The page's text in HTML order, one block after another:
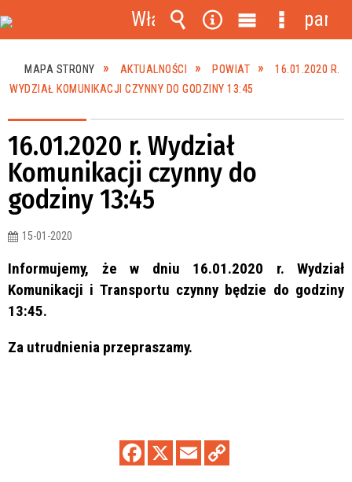
MAPA STRONY AKTUALNOŚCI POWIAT
16.01.2020 R.
WYDZIAŁ KOMUNIKACJI CZYNNY DO GODZINY 13:45
16.01.2020 r. Wydział
Komunikacji czynny do
godziny 13:45
15-01-2020
Informujemy, że w dniu 16.01.2020 r. Wydział
Komunikacji i Transportu czynny będzie do godziny
13:45.
Za utrudnienia przepraszamy.
Włącz
powiadomienia
Wyszukiwarka
Narzędzia
Menu
główne
Menu
panel